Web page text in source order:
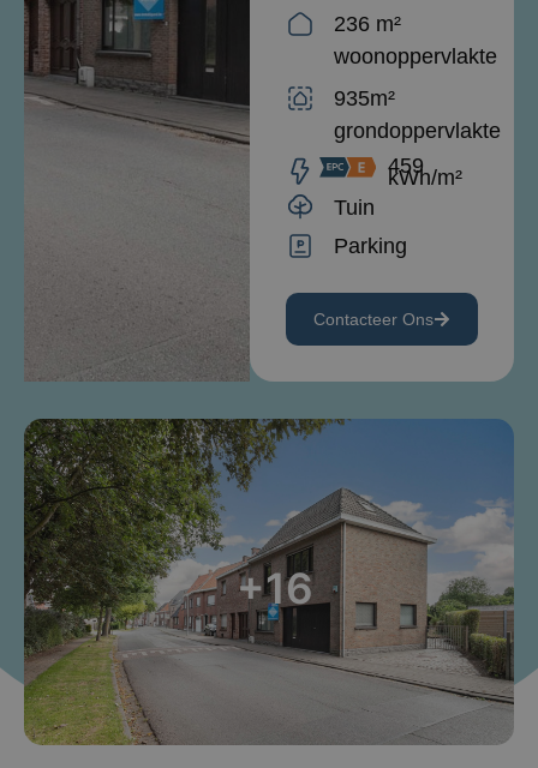
236 m²
woonoppervlakte
935m²
grondoppervlakte
459
kWh/m²
Tuin
Parking
Contacteer Ons
+16